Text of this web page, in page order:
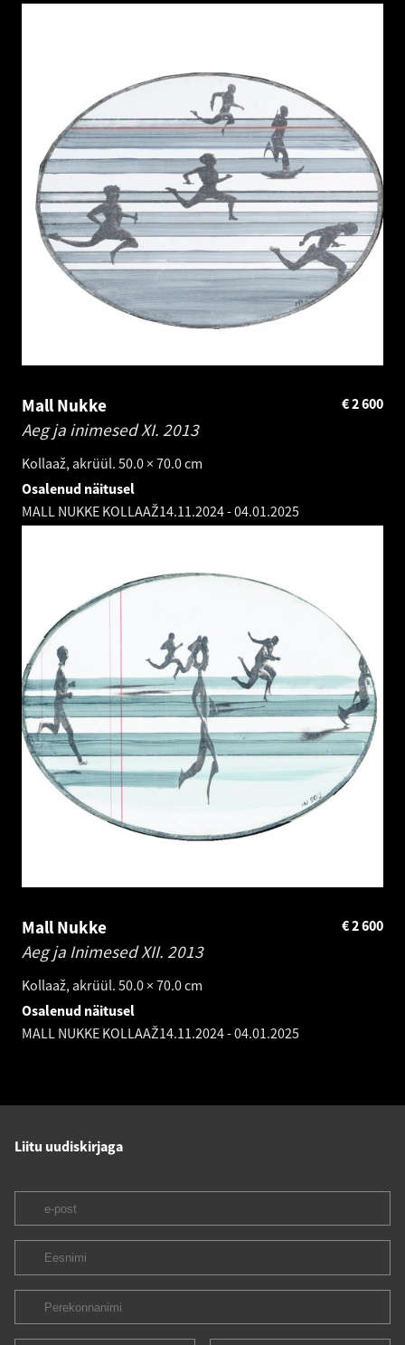
Mall Nukke
Aeg ja inimesed XI. 2013
Kollaaž, akrüül. 50.0 × 70.0 cm
2 600
€
Osalenud näitusel
MALL NUKKE KOLLAAŽ14.11.2024-04.01.2025
Mall Nukke
Aeg ja Inimesed XII. 2013
Kollaaž, akrüül. 50.0 × 70.0 cm
2 600
€
Osalenud näitusel
MALL NUKKE KOLLAAŽ14.11.2024-04.01.2025
Liitu uudiskirjaga